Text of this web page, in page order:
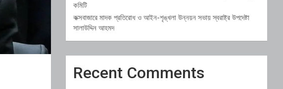
কমিটি
কক্সবাজারে মাদক প্রতিরোধ ও আইন-শৃঙ্খলা উন্নয়ন সভায় স্বরাষ্ট্র উপদেষ্টা
সালাউদ্দিন আহমদ
Recent Comments